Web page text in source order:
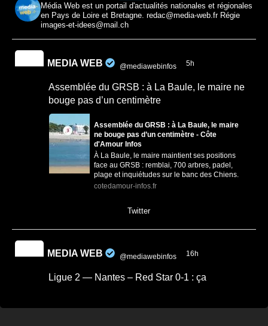
Média Web est un portail d'actualités nationales et régionales
en Pays de Loire et Bretagne. redac@media-web.fr Régie
images-et-idees@mail.ch
MEDIA WEB @mediawebinfos 5h
Assemblée du GRSB : à La Baule, le maire ne
bouge pas d’un centimètre
Assemblée du GRSB : à La Baule, le maire
ne bouge pas d’un centimètre - Côte
d'Amour Infos
À La Baule, le maire maintient ses positions
face au GRSB : remblai, 700 arbres, padel,
plage et inquiétudes sur le banc des Chiens.
cotedamour-infos.fr
Twitter
MEDIA WEB @mediawebinfos 16h
Ligue 2 — Nantes – Red Star 0-1 : ça